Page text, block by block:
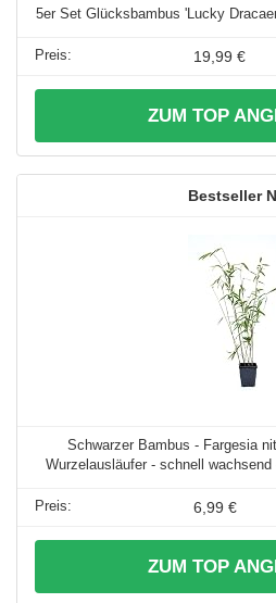
5er Set Glücksbambus 'Lucky
19,99 €
ZUM TOP
Schwarzer Bambus - Fargesia
Wurzelausläufer - schnell wachsend
6,99 €
ZUM TOP